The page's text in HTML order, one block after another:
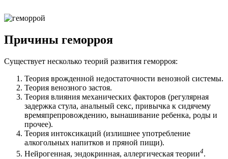
Причины геморроя
Существует несколько теорий развития геморроя:
Теория врожденной недостаточности венозной системы.
Теория венозного застоя.
Теория влияния механических факторов (регулярная
задержка стула, анальный секс, привычка к сидячему
времяпрепровождению, вынашивание ребенка, роды и
прочее).
Теория интоксикаций (излишнее употребление
алкогольных напитков и пряной пищи).
Нейрогенная, эндокринная, аллергическая теории4.